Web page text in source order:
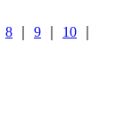
8 9 10